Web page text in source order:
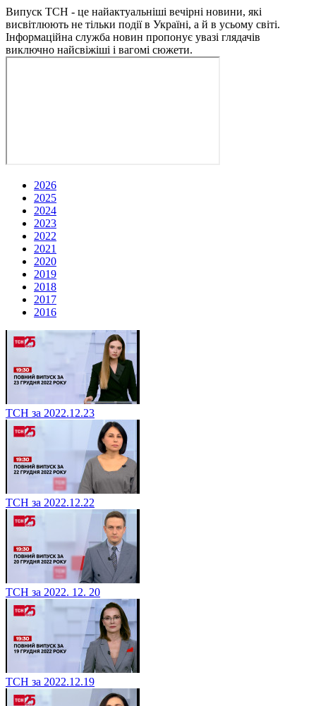
Випуск ТСН - це найактуальніші вечірні новини, які
висвітлюють не тільки події в Україні, а й в усьому світі.
Інформаційна служба новин пропонує увазі глядачів
виключно найсвіжіші і вагомі сюжети.
2026
2025
2024
2023
2022
2021
2020
2019
2018
2017
2016
ТСН за 2022.12.23
ТСН за 2022.12.22
ТСН за 2022. 12. 20
ТСН за 2022.12.19